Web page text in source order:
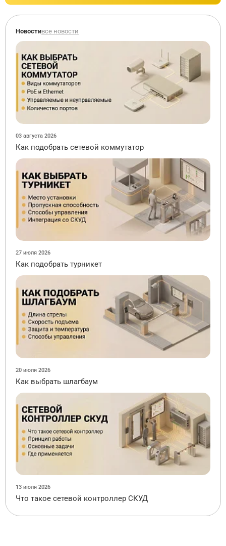
Новостивсе новости
03 августа 2026
Как подобрать сетевой коммутатор
27 июля 2026
Как подобрать турникет
20 июля 2026
Как выбрать шлагбаум
13 июля 2026
Что такое сетевой контроллер СКУД